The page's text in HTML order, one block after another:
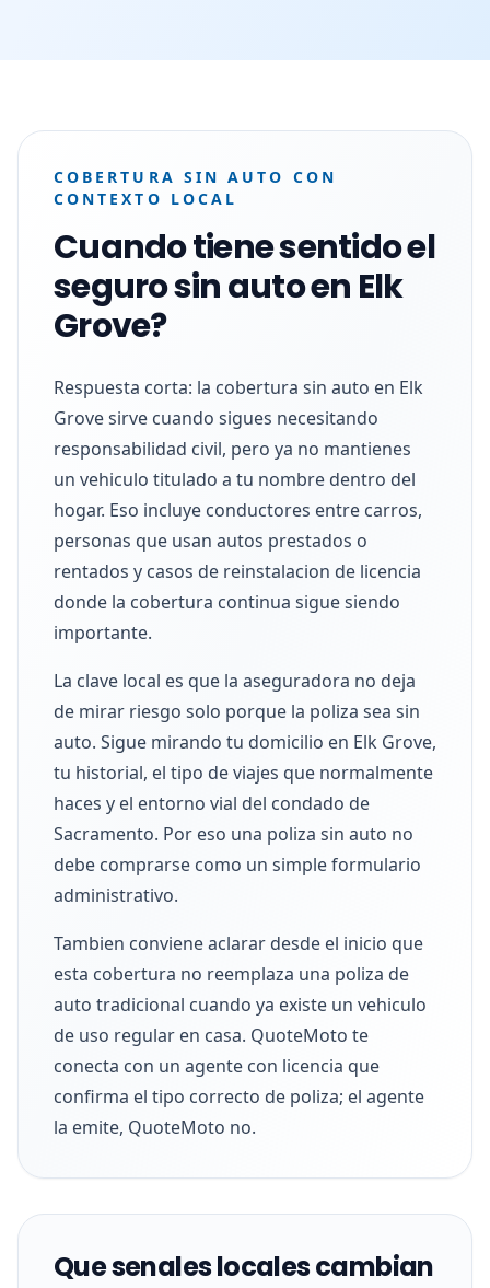
COBERTURA SIN AUTO CON
CONTEXTO LOCAL
Cuando tiene sentido el
seguro sin auto en Elk
Grove?
Respuesta corta: la cobertura sin auto en Elk
Grove sirve cuando sigues necesitando
responsabilidad civil, pero ya no mantienes
un vehiculo titulado a tu nombre dentro del
hogar. Eso incluye conductores entre carros,
personas que usan autos prestados o
rentados y casos de reinstalacion de licencia
donde la cobertura continua sigue siendo
importante.
La clave local es que la aseguradora no deja
de mirar riesgo solo porque la poliza sea sin
auto. Sigue mirando tu domicilio en Elk Grove,
tu historial, el tipo de viajes que normalmente
haces y el entorno vial del condado de
Sacramento. Por eso una poliza sin auto no
debe comprarse como un simple formulario
administrativo.
Tambien conviene aclarar desde el inicio que
esta cobertura no reemplaza una poliza de
auto tradicional cuando ya existe un vehiculo
de uso regular en casa. QuoteMoto te
conecta con un agente con licencia que
confirma el tipo correcto de poliza; el agente
la emite, QuoteMoto no.
Que senales locales cambian